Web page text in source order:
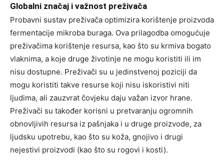
Globalni značaj i važnost preživača
Probavni sustav preživača optimizira korištenje proizvoda
fermentacije mikroba buraga. Ova prilagodba omogućuje
preživačima korištenje resursa, kao što su krmiva bogato
vlaknima, a koje druge životinje ne mogu koristiti ili im
nisu dostupne. Preživači su u jedinstvenoj poziciji da
mogu koristiti takve resurse koji nisu iskoristivi niti
ljudima, ali zauzvrat čovjeku daju važan izvor hrane.
Preživači su također korisni u pretvaranju ogromnih
obnovljivih resursa iz pašnjaka i u druge proizvode, za
ljudsku upotrebu, kao što su koža, gnojivo i drugi
nejestivi proizvodi (kao što su rogovi i kosti).